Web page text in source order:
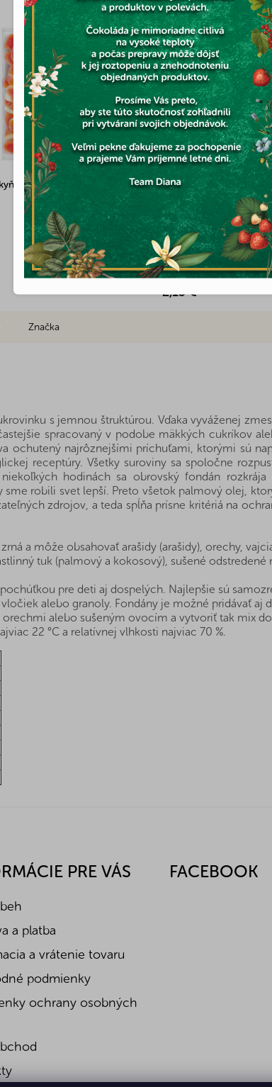
srdiečka plnené 500g
Arašidy v karameli s
100g
(2x)
Skladom
2,13 €
Značka
s jemnou štruktúrou. Vďaka vyváženej
spracovaný v podobe mäkkých cukríkov
ochutený najrôznejšími príchuťami, ktorými sú
receptúry. Všetky suroviny sa spoločne
hodinách sa obrovský fondán
robili svet lepší. Preto všetok palmový olej,
zdrojov, a teda spĺňa prísne kritériá na
a môže obsahovať arašidy (arašidy), orechy,
tuk (palmový a kokosový), sušené
pre deti aj dospelých. Najlepšie sú
alebo granoly. Fondány je možné pridávať
alebo sušeným ovocím a vytvoriť tak mix
22 °C a relatívnej vlhkosti najviac 70 %.
PRE VÁS
a platba
a vrátenie tovaru
podmienky
ochrany osobných
FACEBOOK